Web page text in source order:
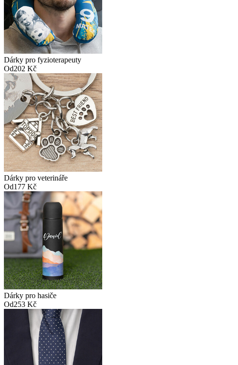
Dárky pro fyzioterapeuty
Od202 Kč
Dárky pro veterináře
Od177 Kč
Dárky pro hasiče
Od253 Kč